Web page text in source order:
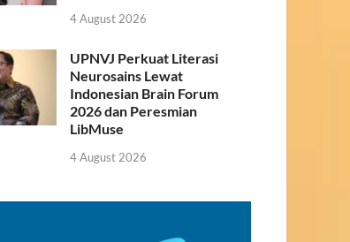
4 August 2026
UPNVJ Perkuat Literasi
Neurosains Lewat
Indonesian Brain Forum
2026 dan Peresmian
LibMuse
4 August 2026